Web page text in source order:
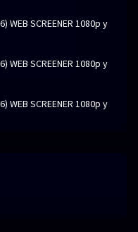
WEB SCREENER 1080p y
WEB SCREENER 1080p y
WEB SCREENER 1080p y